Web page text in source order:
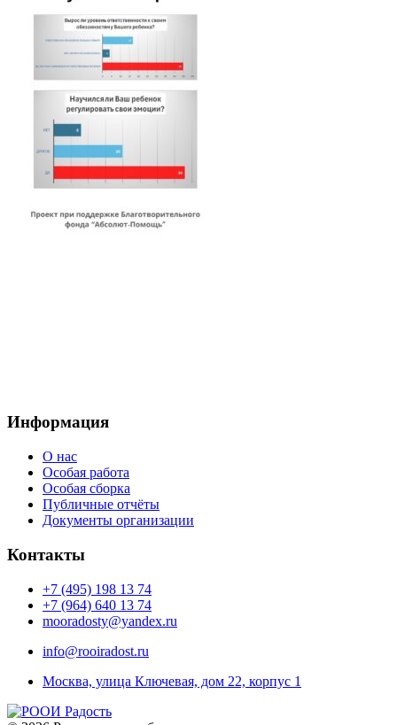
Информация
О нас
Особая работа
Особая сборка
Публичные отчёты
Документы организации
Контакты
+7 (495) 198 13 74
+7 (964) 640 13 74
mooradosty@yandex.ru
info@rooiradost.ru
Москва, улица Ключевая, дом 22, корпус 1